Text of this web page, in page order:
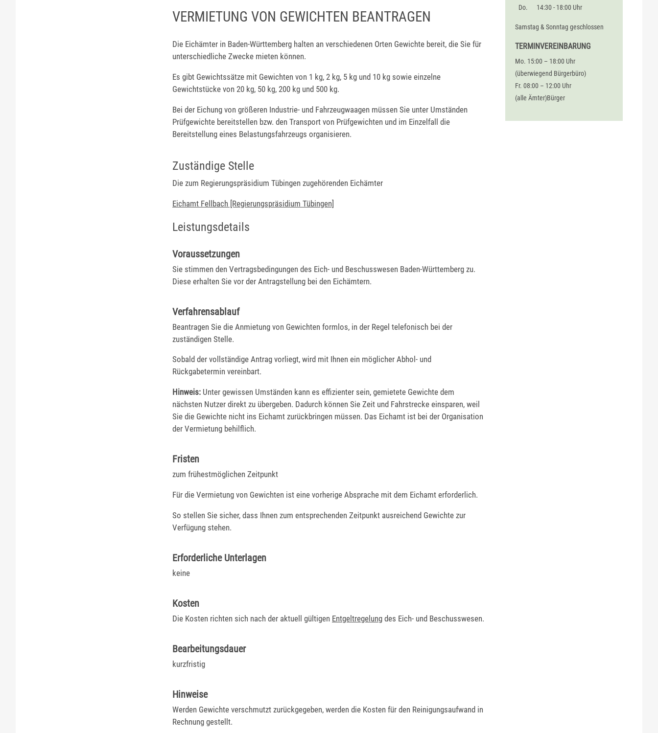
VERMIETUNG VON GEWICHTEN BEANTRAGEN
Die Eichämter in Baden-Württemberg halten an verschiedenen Orten Gewichte bereit, die Sie für
unterschiedliche Zwecke mieten können.
Es gibt Gewichtssätze mit Gewichten von 1 kg, 2 kg, 5 kg und 10 kg sowie einzelne
Gewichtstücke von 20 kg, 50 kg, 200 kg und 500 kg.
Bei der Eichung von größeren Industrie- und Fahrzeugwaagen müssen Sie unter Umständen
Prüfgewichte bereitstellen bzw. den Transport von Prüfgewichten und im Einzelfall die
Bereitstellung eines Belastungsfahrzeugs organisieren.
Zuständige Stelle
Die zum Regierungspräsidium Tübingen zugehörenden Eichämter
Eichamt Fellbach [Regierungspräsidium Tübingen]
Leistungsdetails
Voraussetzungen
Sie stimmen den Vertragsbedingungen des Eich- und Beschusswesen Baden-Württemberg zu.
Diese erhalten Sie vor der Antragstellung bei den Eichämtern.
Verfahrensablauf
Beantragen Sie die Anmietung von Gewichten formlos, in der Regel telefonisch bei der
zuständigen Stelle.
Sobald der vollständige Antrag vorliegt, wird mit Ihnen ein möglicher Abhol- und
Rückgabetermin vereinbart.
Hinweis: Unter gewissen Umständen kann es effizienter sein, gemietete Gewichte dem
nächsten Nutzer direkt zu übergeben. Dadurch können Sie Zeit und Fahrstrecke einsparen, weil
Sie die Gewichte nicht ins Eichamt zurückbringen müssen. Das Eichamt ist bei der Organisation
der Vermietung behilflich.
Fristen
zum frühestmöglichen Zeitpunkt
Für die Vermietung von Gewichten ist eine vorherige Absprache mit dem Eichamt erforderlich.
So stellen Sie sicher, dass Ihnen zum entsprechenden Zeitpunkt ausreichend Gewichte zur
Verfügung stehen.
Erforderliche Unterlagen
keine
Kosten
Die Kosten richten sich nach der aktuell gültigen Entgeltregelung des Eich- und Beschusswesen.
Bearbeitungsdauer
kurzfristig
Hinweise
Werden Gewichte verschmutzt zurückgegeben, werden die Kosten für den Reinigungsaufwand in
Rechnung gestellt.
Do.
14:30 - 18:00 Uhr
Samstag & Sonntag geschlossen
TERMINVEREINBARUNG
Mo. 15:00 – 18:00 Uhr
(überwiegend Bürgerbüro)
Fr. 08:00 – 12:00 Uhr
(alle Ämter)Bürger